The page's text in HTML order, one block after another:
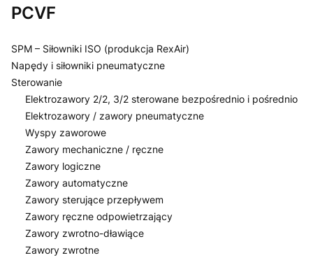
PCVF
SPM – Siłowniki ISO (produkcja RexAir)
Napędy i siłowniki pneumatyczne
Sterowanie
Elektrozawory 2/2, 3/2 sterowane bezpośrednio i pośrednio
Elektrozawory / zawory pneumatyczne
Wyspy zaworowe
Zawory mechaniczne / ręczne
Zawory logiczne
Zawory automatyczne
Zawory sterujące przepływem
Zawory ręczne odpowietrzający
Zawory zwrotno-dławiące
Zawory zwrotne